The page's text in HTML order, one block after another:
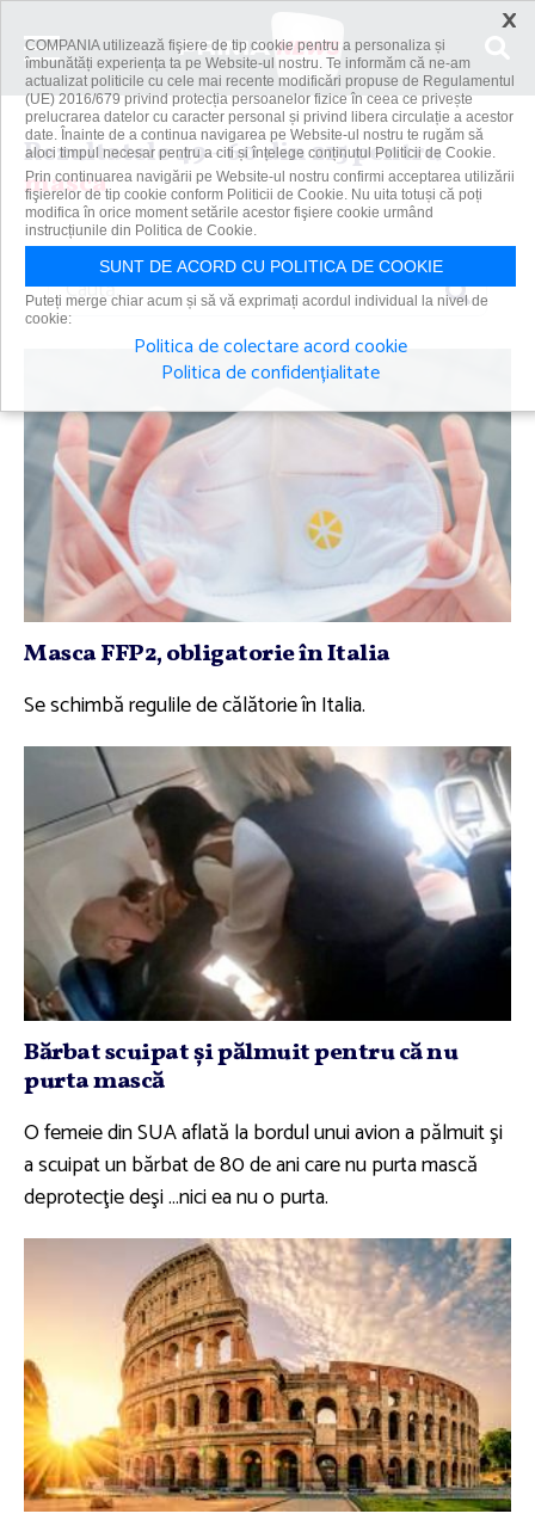
Rezultatele 49 - 60 din 215 pentru
masca
Caută
Masca FFP2, obligatorie în Italia
Se schimbă regulile de călătorie în Italia.
Bărbat scuipat şi pălmuit pentru că nu
purta mască
O femeie din SUA aflată la bordul unui avion a pălmuit şi
a scuipat un bărbat de 80 de ani care nu purta mască
deprotecţie deşi …nici ea nu o purta.
×
COMPANIA utilizează fişiere de tip cookie pentru a personaliza și
îmbunătăți experiența ta pe Website-ul nostru. Te informăm că ne-am
actualizat politicile cu cele mai recente modificări propuse de Regulamentul
(UE) 2016/679 privind protecția persoanelor fizice în ceea ce privește
prelucrarea datelor cu caracter personal și privind libera circulație a acestor
date. Înainte de a continua navigarea pe Website-ul nostru te rugăm să
aloci timpul necesar pentru a citi și înțelege conținutul Politicii de Cookie.
Prin continuarea navigării pe Website-ul nostru confirmi acceptarea utilizării
fişierelor de tip cookie conform Politicii de Cookie. Nu uita totuși că poți
modifica în orice moment setările acestor fişiere cookie urmând
instrucțiunile din Politica de Cookie.
SUNT DE ACORD CU POLITICA DE COOKIE
Puteți merge chiar acum și să vă exprimați acordul individual la nivel de
cookie:
Politica de colectare acord cookie
Politica de confidențialitate